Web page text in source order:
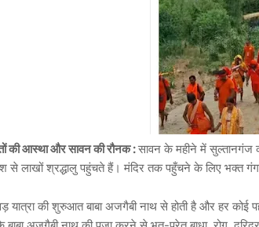
की आस्था और सावन की रौनक :सावन के महीने में सुल्तानगंज
से लाखों श्रद्धालु पहुंचते हैं। मंदिर तक पहुँचने के लिए भक्त
यात्रा की शुरुआत बाबा अजगैबी नाथ से होती है और हर कोई